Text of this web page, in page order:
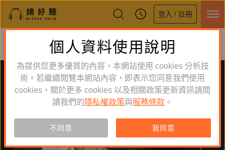
登入 / 註冊
鏡好聽全新APP上線
體驗全面升級，即刻下載
173
作品
個人資料使用說明
為提供您更多優質的內容，本網站使用 cookies 分析技
術。若繼續閱覽本網站內容，即表示您同意我們使用
cookies，關於更多 cookies 以及相關政策更新資訊請閱
讀我們的 隱私權政策與服務條款 。
不同意 我同意